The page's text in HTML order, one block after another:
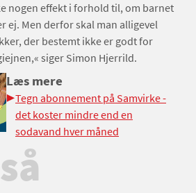
nogen effekt i forhold til, om barnet
ej. Men derfor skal man alligevel
der bestemt ikke er godt for
siger Simon Hjerrild.
Læs mere
Tegn abonnement på Samvirke -
det koster mindre end en
sodavand hver måned